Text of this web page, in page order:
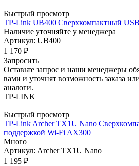
Быстрый просмотр
TP-Link UB400 Сверхкомпактный
Наличие уточняйте у менеджера
Артикул: UB400
1 170 ₽
Запросить
Оставьте запрос и наши менеджеры
вами и уточнят возможность заказа
аналоги.
TP-LINK
Быстрый просмотр
TP-Link Archer TX1U Nano
поддержкой Wi-Fi AX300
Много
Артикул: Archer TX1U Nano
1 195 ₽